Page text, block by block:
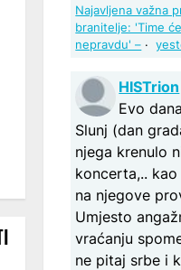
Najavljena važna
branitelje: 'Time
nepravdu' – ·
HISTrion
Evo
Slunj (dan
njega krenulo
koncerta,..
na njegove
Umjesto
vraćanju
ne pitaj srbe i